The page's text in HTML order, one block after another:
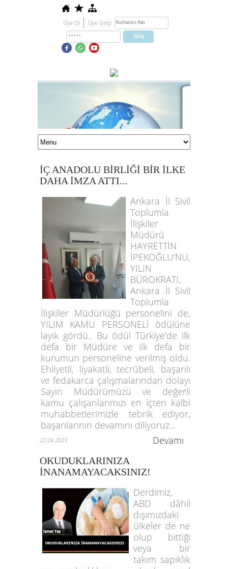
Üye Ol Üye Girişi
İÇ ANADOLU BİRLİĞİ BİR İLKE
DAHA İMZA ATTI...
Ankara İl Sivil
Toplumla
İlişkiler
Müdürü
HAYRETTİN
İPEKOĞLU'NU,
YILIN
BÜROKRATI,
Ankara İl Sivil
Toplumla
İlişkiler Müdürlüğü personelini de,
YILIM KAMU PERSONELİ ödülüne
layık gördü.. Bu ödül Türkiye'de ilk
defa bir Müdüre ve ilk defa bir
kurumun personeline verilmiş oldu.
Ehliyetli, liyakatli, tecrübeli, başarılı
ve fedakarca çalışmalarından dolayı
Sayın Müdürümüzü ve değerli
kamu çalışanlarımızı en içten kalbi
muhabbetlerimizle tebrik ediyor,
başarılarının devamını diliyoruz...
22.08.2023 Devamı
OKUDUKLARINIZA
İNANAMAYACAKSINIZ!
Derdimiz,
ABD dâhil
dışımızdaki
ülkeler de ne
olup bittiği
veya bir
takım sapıklık